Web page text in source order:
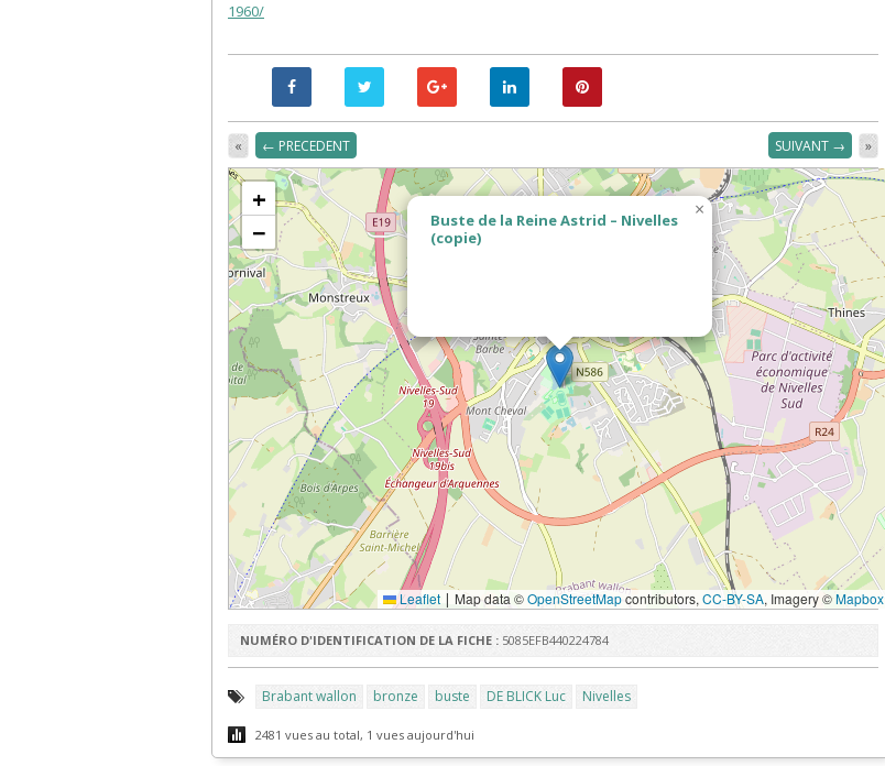
1960/
« ← PRECEDENT SUIVANT → »
Buste de la Reine Astrid – Nivelles
(copie)
×
+
−
Leaflet | Map data ©OpenStreetMapcontributors, CC-BY-SA, Imagery ©Mapbox
NUMÉRO D'IDENTIFICATION DE LA FICHE : 5085EFB440224784
Brabant wallon bronze buste DE BLICK Luc Nivelles
2481 vues au total, 1 vues aujourd'hui